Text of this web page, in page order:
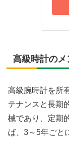
高級時計のメ
高級腕時計を所
テナンスと長期
械であり、定期
ば、3～5年ごと